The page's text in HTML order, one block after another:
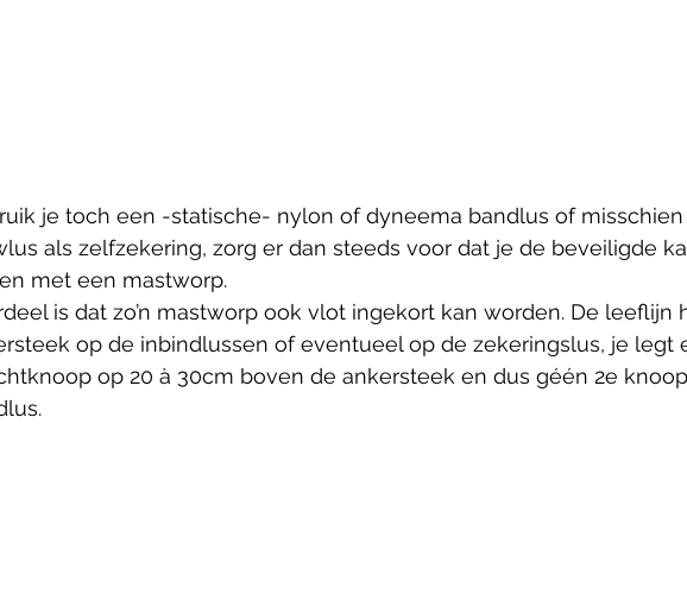
je toch een -statische- nylon of dyneema bandlus of
als zelfzekering, zorg er dan steeds voor dat je de beveiligde
met een mastworp.
is dat zo’n mastworp ook vlot ingekort kan worden. De
op de inbindlussen of eventueel op de zekeringslus, je legt
op 20 à 30cm boven de ankersteek en dus géén 2e